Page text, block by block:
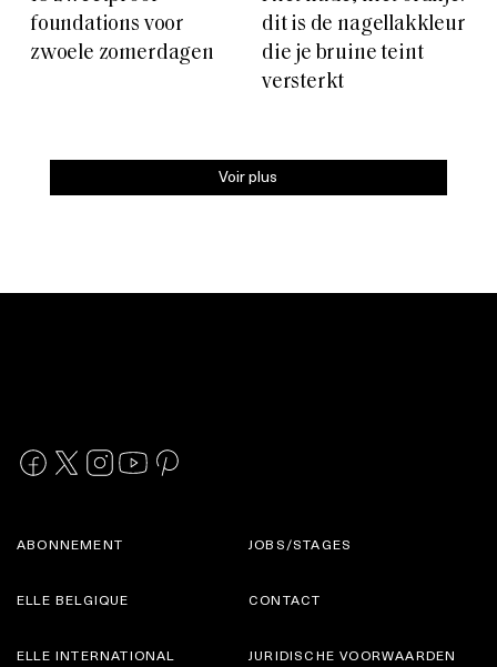
foundations voor
zwoele zomerdagen
dit is de nagellakkleur
die je bruine teint
versterkt
Voir plus
ABONNEMENT
ELLE BELGIQUE
JOBS/STAGES
CONTACT
ELLE INTERNATIONAL JURIDISCHE VOORWAARDEN